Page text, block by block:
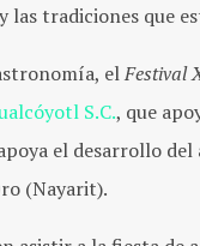
tradiciones que
elFestival
S.C., que
el desarrollo
(Nayarit).